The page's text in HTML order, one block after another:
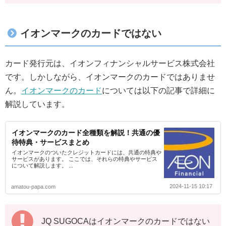
イオンマークのカードではない
カード発行元は、イオンフィナンシャルサービス株式会社
です。しかしながら、イオンマークのカードではありませ
ん。 イオンマークのカードについては以下の記事で詳細に
解説しています。
イオンマークのカード全種類を解説！共通の優
待特典・サービスまとめ
イオンマークのついたクレジットカードには、共通の特典や
サービスがあります。 ここでは、それらの特典やサービス
について解説します。 ...
amatou-papa.com 2024-11-15 10:17
JQ SUGOCAはイオンマークのカードではない